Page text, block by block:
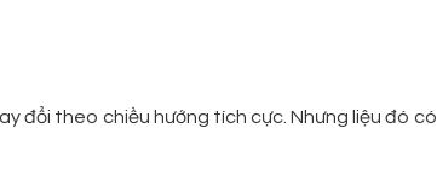
đổi theo chiều hướng tích cực. Nhưng liệu đó có